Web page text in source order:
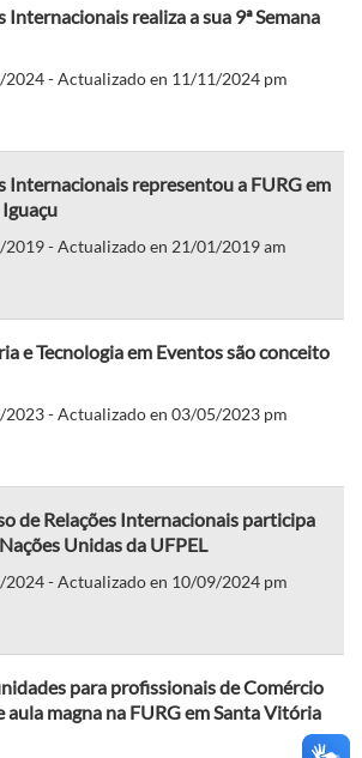
Internacionais realiza a sua 9ª Semana
- Actualizado en 11/11/2024 pm
Internacionais representou a FURG em
- Actualizado en 21/01/2019 am
e Tecnologia em Eventos são conceito
- Actualizado en 03/05/2023 pm
de Relações Internacionais participa
Unidas da UFPEL
- Actualizado en 10/09/2024 pm
para profissionais de Comércio
aula magna na FURG em Santa Vitória